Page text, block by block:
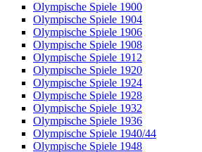
Olympische Spiele 1900
Olympische Spiele 1904
Olympische Spiele 1906
Olympische Spiele 1908
Olympische Spiele 1912
Olympische Spiele 1920
Olympische Spiele 1924
Olympische Spiele 1928
Olympische Spiele 1932
Olympische Spiele 1936
Olympische Spiele 1940/44
Olympische Spiele 1948